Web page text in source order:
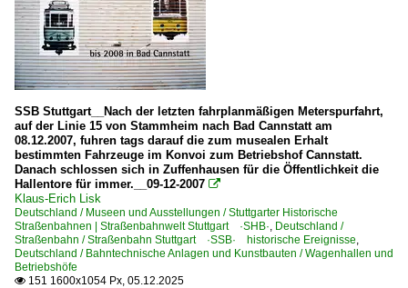
SSB Stuttgart__Nach der letzten fahrplanmäßigen Meterspurfahrt,
auf der Linie 15 von Stammheim nach Bad Cannstatt am
08.12.2007, fuhren tags darauf die zum musealen Erhalt
bestimmten Fahrzeuge im Konvoi zum Betriebshof Cannstatt.
Danach schlossen sich in Zuffenhausen für die Öffentlichkeit die
Hallentore für immer.__09-12-2007 
Klaus-Erich Lisk
Deutschland / Museen und Ausstellungen / Stuttgarter Historische
Straßenbahnen | Straßenbahnwelt Stuttgart ·SHB·, Deutschland /
Straßenbahn / Straßenbahn Stuttgart ·SSB· historische Ereignisse,
Deutschland / Bahntechnische Anlagen und Kunstbauten / Wagenhallen und
Betriebshöfe
 151 1600x1054 Px, 05.12.2025